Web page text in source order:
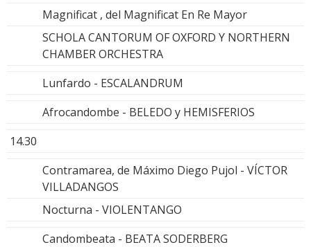
Magnificat , del Magnificat En Re Mayor
SCHOLA CANTORUM OF OXFORD Y NORTHERN
CHAMBER ORCHESTRA
Lunfardo - ESCALANDRUM
Afrocandombe - BELEDO y HEMISFERIOS
14.30
Contramarea, de Máximo Diego Pujol - VÍCTOR
VILLADANGOS
Nocturna - VIOLENTANGO
Candombeata - BEATA SODERBERG